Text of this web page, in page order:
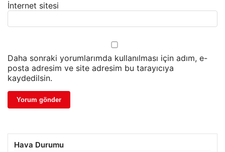
İnternet sitesi
Daha sonraki yorumlarımda kullanılması için adım, e-
posta adresim ve site adresim bu tarayıcıya
kaydedilsin.
Hava Durumu